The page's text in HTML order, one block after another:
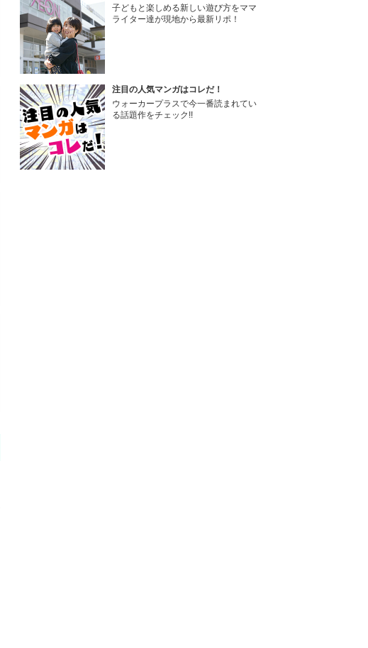
子どもと楽しめる新しい遊び方をママ
ライター達が現地から最新リポ！
注目の人気マンガはコレだ！
ウォーカープラスで今一番読まれてい
る話題作をチェック!!